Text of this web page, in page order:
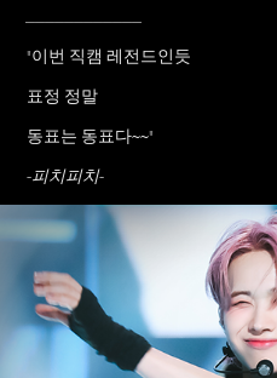
"이번 직캠 레전드인듯
표정 정말
동표는 동표다~~"
-피치피치-